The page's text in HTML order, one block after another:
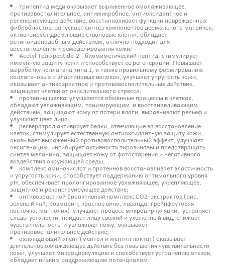
трипептид меди оказывает выраженное омолаживающее,
противовоспалительное, антимикробное, антиоксидантное и
регенерирующее действие, восстанавливает функции поврежденных
фибробластов, запускает синтез компонентов дермального матрикса,
активизирует дремлющие стволовые клетки, обладает
ретиноидоподобным действием, отлично подходит для
восстановления и ремоделирования кожи;
Acetyl Tetrapeptide-2 - биомиметический пептид, стимулирует
иммунную защиту кожи и способствует ее регенерации. Повышает
выработку коллагена типа I, а также правильному формированию
коллагеновых и эластиновых волокон, улучшает упругость кожи,
оказывает антивозрастное и противовоспалительные действие,
защищает клетки от окислительного стресса;
протеины шелка улучшаются обменные процессы в клетках,
обладают увлажняющим, тонизирующим и восстанавливающим
действием, защищают кожу от потери влаги, выравнивают рельеф и
улучшают цвет лица;
ресвератрол активирует белки, отвечающие за восстановление
клеток, стимулирует естественную антиоксидантную защиту кожи,
оказывает выраженный противовоспалительный эффект, улучшает
оксигенацию, ингибирует активность тирозиназы и предотвращать
синтез меланина, защищает кожу от фотостарения и негативного
воздействия окружающей среды;
комплекс аминокислот и протеинов восстанавливает эластичность
и упругость кожи, способствует поддержанию оптимального уровня
pH, обеспечивает пролонгированное увлажняющее, укрепляющее,
защитное и реконструирующее действие;
антивозрастной биоактивный комплекс СО2–экстрактов (рис,
зеленый чай, розмарин, красное вино, лаванда, грейпфрутовая
косточка, магнолия) улучшает процесс микроциркуляции, устраняет
следы усталости, придает лицу свежий и ухоженный вид, снижает
чувствительность и увлажняет кожу, оказывает
противовоспалительное действие;
охлаждающий агент (ментол и ментил лактат) оказывает
длительное охлаждающее действие без повышения чувствительности
кожи, улучшает микроциркуляцию и способствует устранению отеков,
обладает низким раздражающим потенциалом.